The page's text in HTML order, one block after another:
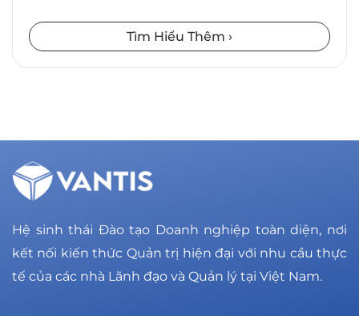
Tìm Hiểu Thêm ›
Hệ sinh thái Đào tạo Doanh nghiệp toàn diện, nơi
kết nối kiến thức Quản trị hiện đại với nhu cầu thực
tế của các nhà Lãnh đạo và Quản lý tại Việt Nam.